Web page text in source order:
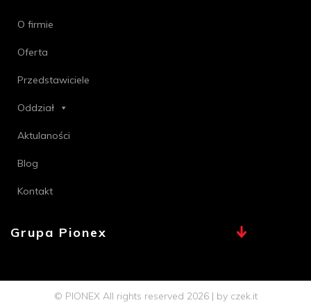
O firmie
Oferta
Przedstawiciele
Oddział
Aktulaności
Blog
Kontakt
Grupa Pionex
Chemia Bielsko
Profi PSB© PIONEX All rights reserved 2026 | by czek.it